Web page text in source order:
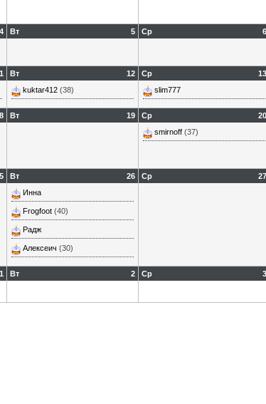
4 5
Вт 6
Ср
12
Вт
kuktar412 (38)
13
Ср
slim777
19
Вт 20
Ср
smirnoff (37)
26
Вт
Инна
Frogfoot (40)
Радж
Алексеич (30)
27
Ср
1 2
Вт 3
Ср